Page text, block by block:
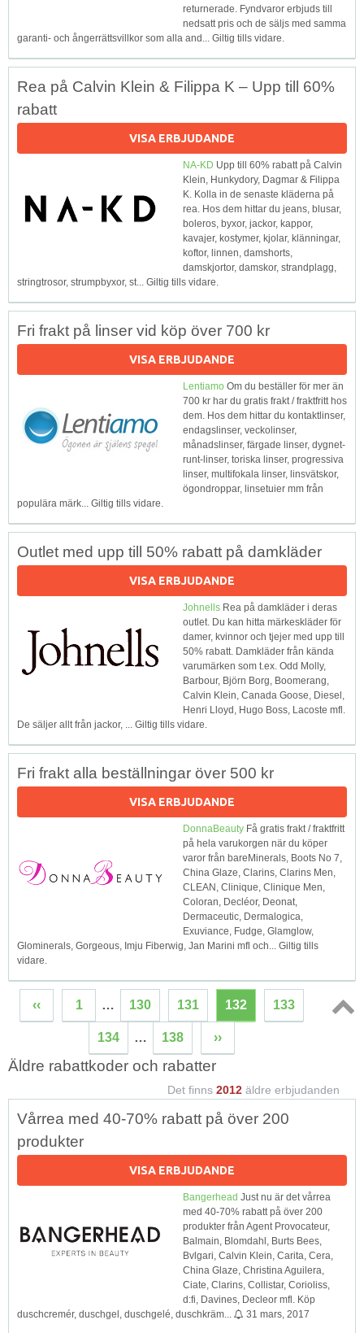
returnerade. Fyndvaror erbjuds till
nedsatt pris och de säljs med samma
garanti- och ångerrättsvillkor som alla and... Giltig tills vidare.
Rea på Calvin Klein & Filippa K – Upp till 60%
rabatt
VISA ERBJUDANDE
NA-KD Upp till 60% rabatt på Calvin
Klein, Hunkydory, Dagmar & Filippa
K. Kolla in de senaste kläderna på
rea. Hos dem hittar du jeans, blusar,
boleros, byxor, jackor, kappor,
kavajer, kostymer, kjolar, klänningar,
koftor, linnen, damshorts,
damskjortor, damskor, strandplagg,
stringtrosor, strumpbyxor, st... Giltig tills vidare.
Fri frakt på linser vid köp över 700 kr
VISA ERBJUDANDE
Lentiamo Om du beställer för mer än
700 kr har du gratis frakt / fraktfritt hos
dem. Hos dem hittar du kontaktlinser,
endagslinser, veckolinser,
månadslinser, färgade linser, dygnet-
runt-linser, toriska linser, progressiva
linser, multifokala linser, linsvätskor,
ögondroppar, linsetuier mm från
populära märk... Giltig tills vidare.
Outlet med upp till 50% rabatt på damkläder
VISA ERBJUDANDE
Johnells Rea på damkläder i deras
outlet. Du kan hitta märkeskläder för
damer, kvinnor och tjejer med upp till
50% rabatt. Damkläder från kända
varumärken som t.ex. Odd Molly,
Barbour, Björn Borg, Boomerang,
Calvin Klein, Canada Goose, Diesel,
Henri Lloyd, Hugo Boss, Lacoste mfl.
De säljer allt från jackor, ... Giltig tills vidare.
Fri frakt alla beställningar över 500 kr
VISA ERBJUDANDE
DonnaBeauty Få gratis frakt / fraktfritt
på hela varukorgen när du köper
varor från bareMinerals, Boots No 7,
China Glaze, Clarins, Clarins Men,
CLEAN, Clinique, Clinique Men,
Coloran, Decléor, Deonat,
Dermaceutic, Dermalogica,
Exuviance, Fudge, Glamglow,
Glominerals, Gorgeous, Imju Fiberwig, Jan Marini mfl och... Giltig tills
vidare.
‹‹ 1 … 130 131 132 133
134 … 138 ››
Äldre rabattkoder och rabatter
Det finns 2012 äldre erbjudanden
Vårrea med 40-70% rabatt på över 200
produkter
VISA ERBJUDANDE
Bangerhead Just nu är det vårrea
med 40-70% rabatt på över 200
produkter från Agent Provocateur,
Balmain, Blomdahl, Burts Bees,
Bvlgari, Calvin Klein, Carita, Cera,
China Glaze, Christina Aguilera,
Ciate, Clarins, Collistar, Corioliss,
d:fi, Davines, Decleor mfl. Köp
duschcremér, duschgel, duschgelé, duschkräm...
31 mars, 2017